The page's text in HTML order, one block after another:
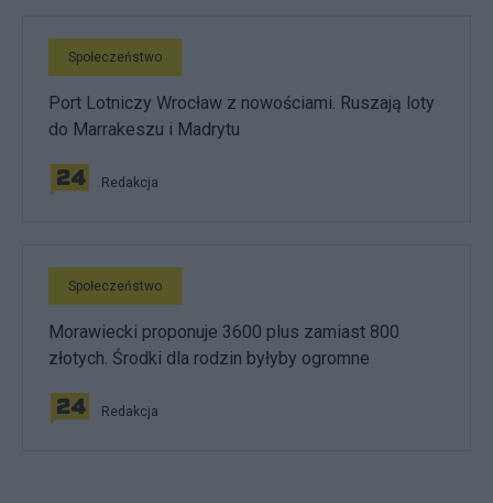
Społeczeństwo
Port Lotniczy Wrocław z nowościami. Ruszają loty
do Marrakeszu i Madrytu
Redakcja
Społeczeństwo
Morawiecki proponuje 3600 plus zamiast 800
złotych. Środki dla rodzin byłyby ogromne
Redakcja